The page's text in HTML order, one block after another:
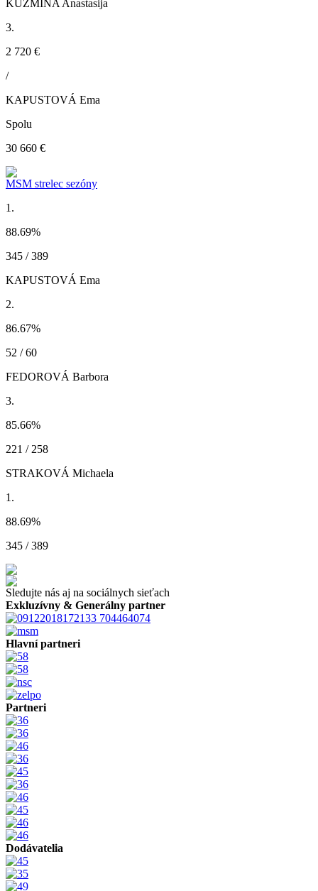
KUZMINA Anastasija
3.
2 720 €
/
KAPUSTOVÁ Ema
Spolu
30 660 €
MSM strelec sezóny
1.
88.69%
345 / 389
KAPUSTOVÁ Ema
2.
86.67%
52 / 60
FEDOROVÁ Barbora
3.
85.66%
221 / 258
STRAKOVÁ Michaela
1.
88.69%
345 / 389
Sledujte nás aj na sociálnych sieťach
Exkluzívny & Generálny partner
Hlavní partneri
Partneri
Dodávatelia